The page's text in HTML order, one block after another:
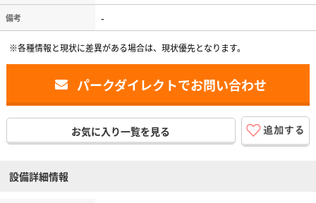
備考 -
※各種情報と現状に差異がある場合は、現状優先となります。
パークダイレクトでお問い合わせ
お気に入り一覧を見る
設備詳細情報